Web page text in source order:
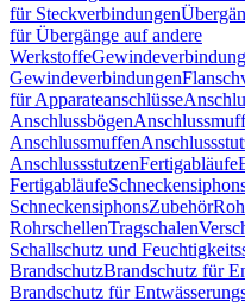
für Steckverbindungen
für Übergänge auf andere
Werkstoffe
Gewindeverbindungen
für Apparateanschlüsse
Anschlussbögen
Anschlussmuffen
AnschlussstutzenFertigabläufe
Fertigabläufe
SchneckensiphonsZubehör
RohrschellenTragschalen
Schallschutz und
BrandschutzBrandschutz für
Brandschutz für